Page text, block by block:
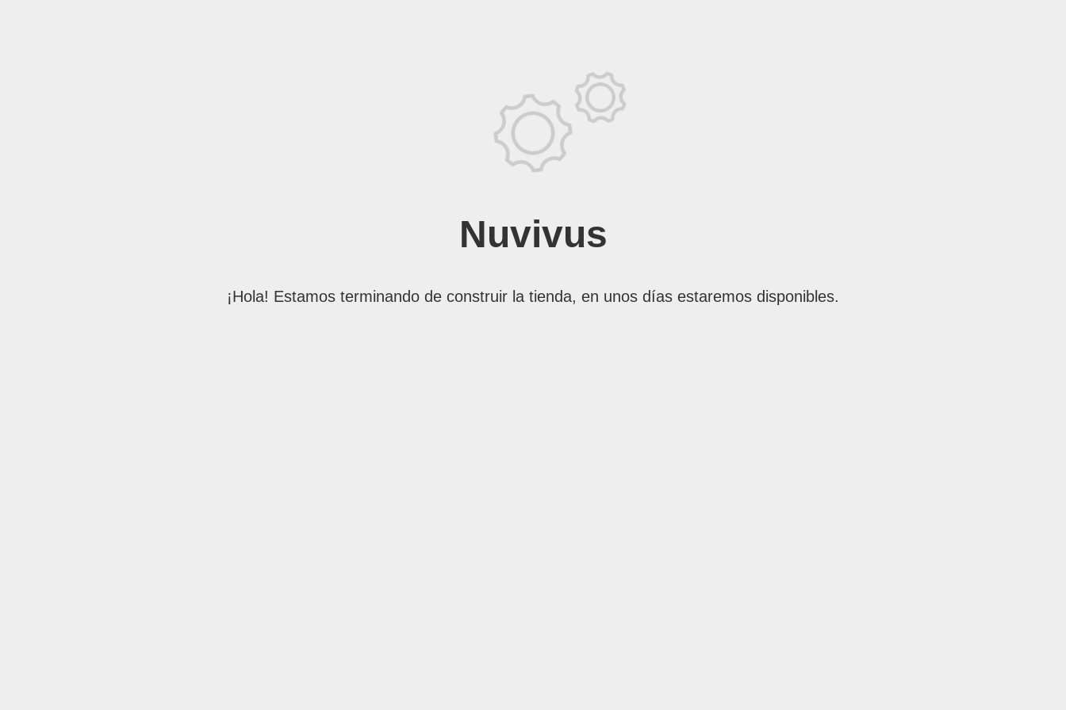
Nuvivus
¡Hola! Estamos terminando de construir la tienda, en unos días estaremos disponibles.